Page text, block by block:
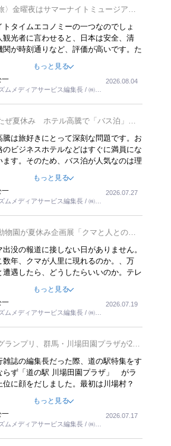
〉金曜夜はサマーナイトミュージア
6施設で
トタイムエコノミーの一つなのでしょ
観光者に言わせると、日本は安全、清
関が時刻通りなど、評価が高いです。た
うな意味で、金曜夜にこのようなイベン
れば、日本人に限らず外国人にとっても
えるでしょうね。
もっと見る
一
ムメディアサービス編集長 / ㈱ツ
2026.08.04
ぜ夏休み ホテル高騰で「バス泊」人
騰は旅好きにとって深刻な問題です。お
のビジネスホテルなどはすぐに満員にな
ます。そのため、バス泊が人気なのは理
は、移動はグレイハウンドバスでした。
の便を利用してホテル代を浮かせていま
し、若いからできたことです。若い人が
京都に行った、青森に行ったと聞くと、
ないのかなと思ってしまいます。
もっと見る
一
ムメディアサービス編集長 / ㈱ツ
2026.07.27
物園が夏休み企画展「クマと人との距
20日から開催
没の報道に接しない日がありません。
数年、クマが人里に現れるのか。、万
遭遇したら、どうしたらいいのか。テレ
とは、冗談でもいえません。そんな中
展はタイムリーですね。
もっと見る
一
ムメディアサービス編集長 / ㈱ツ
2026.07.19
ランプリ、群馬・川場田園プラザが2連
雑誌の編集長だった際、道の駅特集をす
らず「道の駅 川場田園プラザ」 がラ
位に顔をだしました。最初は川場村？
社長にインタビューしたら、興味深い
飛び出しました。プレゼンも巧みで、今
すことが２つあります。一つは、従業員
ズニーランドを見学させ、サービス業、
もっと見る
一
ムメディアサービス編集長 / ㈱ツ
2026.07.17